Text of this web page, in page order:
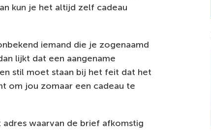
kun je het altijd zelf cadeau
iemand die je zogenaamd
lijkt dat een aangename
stil moet staan bij het feit dat het
om jou zomaar een cadeau te
waarvan de brief afkomstig